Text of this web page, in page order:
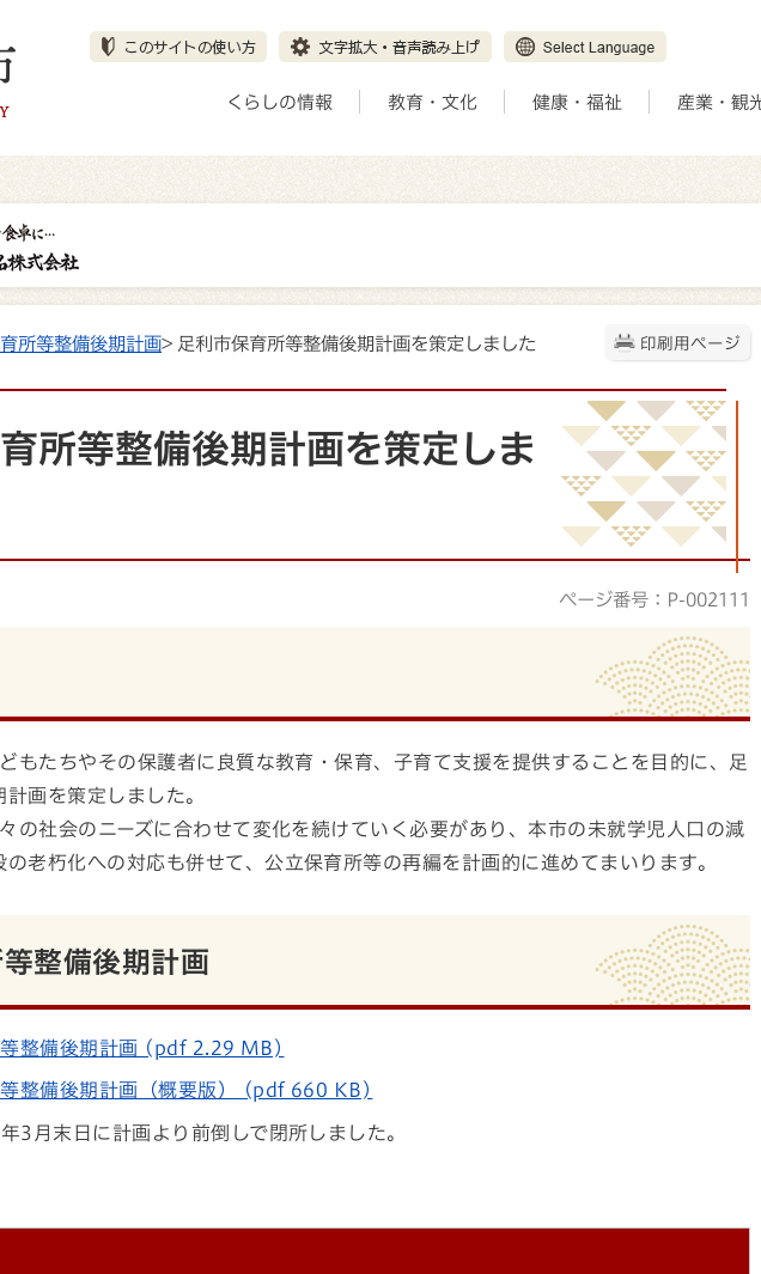
くらしの情報 教育・文化 健康・福祉 産業・観
印刷用ページ
所等整備後期計画> 足利市保育所等整備後期計画を策定しました
所等整備後期計画を策定しま
ページ番号：P-002111
もたちやその保護者に良質な教育・保育、子育て支援を提供することを目的に、足
画を策定しました。
の社会のニーズに合わせて変化を続けていく必要があり、本市の未就学児人口の減
老朽化への対応も併せて、公立保育所等の再編を計画的に進めてまいります。
整備後期計画
等整備後期計画 (pdf 2.29 MB)
整備後期計画（概要版） (pdf 660 KB)
3月末日に計画より前倒しで閉所しました。